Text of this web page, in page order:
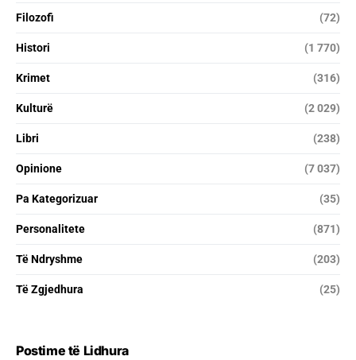
Filozofi (72)
Histori (1 770)
Krimet (316)
Kulturë (2 029)
Libri (238)
Opinione (7 037)
Pa Kategorizuar (35)
Personalitete (871)
Të Ndryshme (203)
Të Zgjedhura (25)
Postime të Lidhura